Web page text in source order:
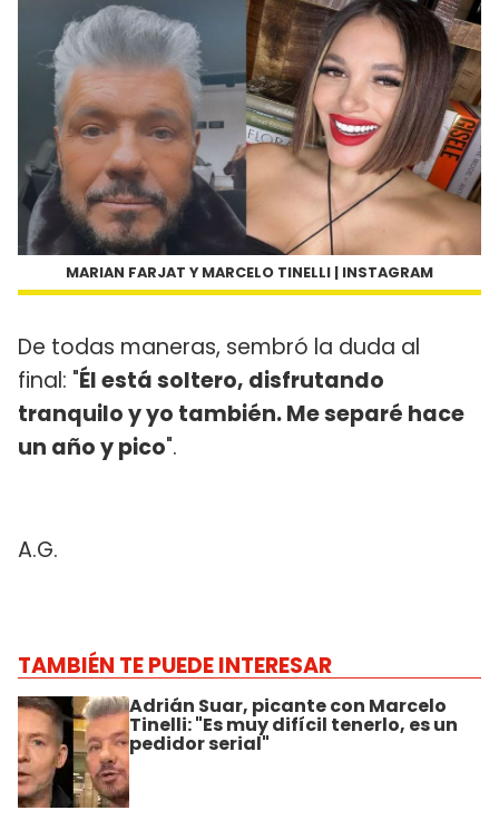
MARIAN FARJAT Y MARCELO TINELLI | INSTAGRAM
De todas maneras, sembró la duda al
final: "Él está soltero, disfrutando
tranquilo y yo también. Me separé hace
un año y pico".
A.G.
TAMBIÉN TE PUEDE INTERESAR
Adrián Suar, picante con Marcelo
Tinelli: "Es muy difícil tenerlo, es un
pedidor serial"